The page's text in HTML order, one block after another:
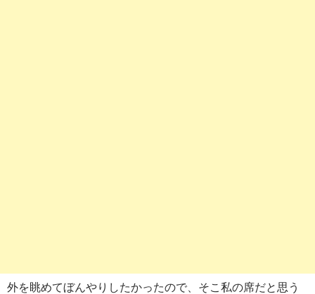
外を眺めてぼんやりしたかったので、そこ私の席だと思う